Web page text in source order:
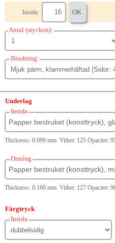
Insida: OK
Antal (stycken):
Bindning:
Underlag
Insida
Papper bestruket (konsttryck),
Thickness: 0.099 mm Vithet: 125 Opacitet:
Omslag
Papper bestruket (konsttryck),
Thickness: 0.160 mm Vithet: 127 Opacitet:
Färgtryck
Insida